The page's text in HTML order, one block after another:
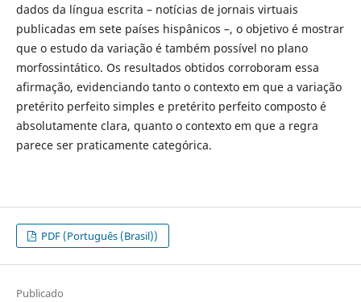
dados da língua escrita – notícias de jornais virtuais
publicadas em sete países hispânicos –, o objetivo é mostrar
que o estudo da variação é também possível no plano
morfossintático. Os resultados obtidos corroboram essa
afirmação, evidenciando tanto o contexto em que a variação
pretérito perfeito simples e pretérito perfeito composto é
absolutamente clara, quanto o contexto em que a regra
parece ser praticamente categórica.
PDF (Português (Brasil))
Publicado